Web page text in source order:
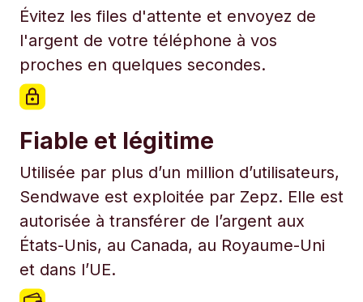
Évitez les files d'attente et envoyez de
l'argent de votre téléphone à vos
proches en quelques secondes.
Fiable et légitime
Utilisée par plus d’un million d’utilisateurs,
Sendwave est exploitée par Zepz. Elle est
autorisée à transférer de l’argent aux
États-Unis, au Canada, au Royaume-Uni
et dans l’UE.